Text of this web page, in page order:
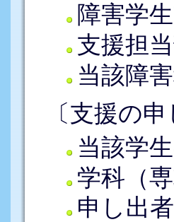
障害学
支援担
当該障
〔支援の申
当該学
学科（
申し出